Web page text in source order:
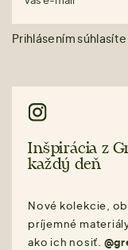
Prihlásením
Inšpirácia z
každý deň
Nové kolekcie,
príjemné
ako ich nosiť.